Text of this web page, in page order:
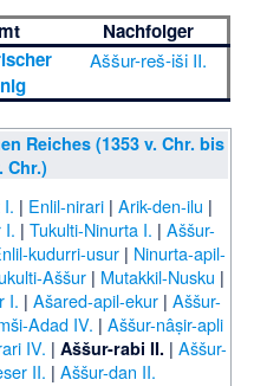
Nachfolger
Aššur-reš-iši II.
Reiches (1353 v. Chr. bis
Chr.)
| Enlil-nirari | Arik-den-ilu |
I. | Tukulti-Ninurta I. | Aššur-
kudurri-usur | Ninurta-apil-
Aššur | Mutakkil-Nusku |
I. | Ašared-apil-ekur | Aššur-
Adad IV. | Aššur-nâṣir-apli
IV. | Aššur-rabi II. | Aššur-
II. | Aššur-dan II.